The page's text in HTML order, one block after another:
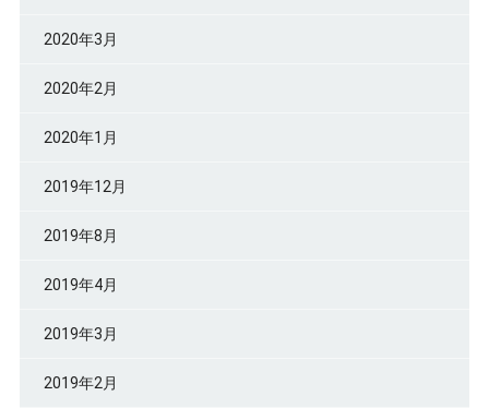
2020年3月
2020年2月
2020年1月
2019年12月
2019年8月
2019年4月
2019年3月
2019年2月